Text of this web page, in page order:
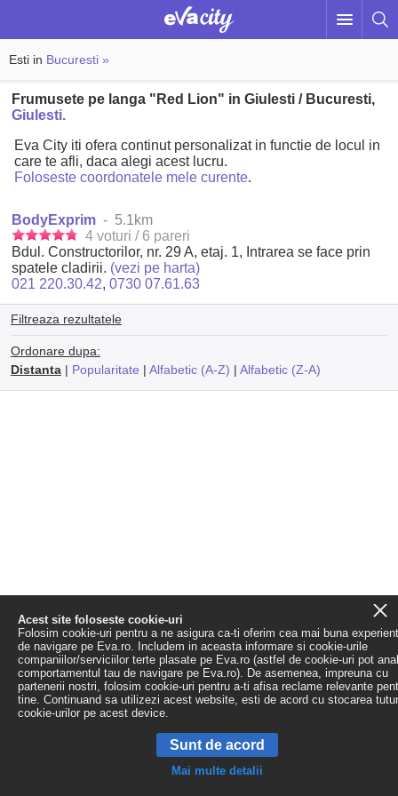
Esti in Bucuresti »
Frumusete pe langa "Red Lion" in Giulesti / Bucuresti,
Giulesti.
Eva City iti ofera continut personalizat in functie de locul in
care te afli, daca alegi acest lucru.
Foloseste coordonatele mele curente.
BodyExprim - 5.1km
4 voturi / 6 pareri
Bdul. Constructorilor, nr. 29 A, etaj. 1, Intrarea se face prin
spatele cladirii. (vezi pe harta)
021 220.30.42,0730 07.61.63
Filtreaza rezultatele
Ordonare dupa:
Distanta| Popularitate | Alfabetic (A-Z) | Alfabetic (Z-A)
Acest site foloseste cookie-uri
Folosim cookie-uri pentru a ne asigura ca-ti oferim cea mai buna
de navigare pe Eva.ro. Includem in aceasta informare si cookie-urile
companiilor/serviciilor terte plasate pe Eva.ro (astfel de cookie-uri pot
comportamentul tau de navigare pe Eva.ro). De asemenea, impreuna cu
partenerii nostri, folosim cookie-uri pentru a-ti afisa reclame relevante
tine. Continuand sa utilizezi acest website, esti de acord cu stocarea
cookie-urilor pe acest device.
Sunt de acord
Mai multe detalii